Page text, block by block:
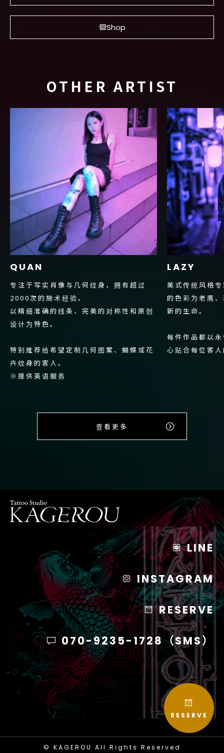
RESERVE
Shop
OTHER ARTIST
QUAN
专注于写实肖像与几何纹身，拥有超过
2000次的施术经验。
以精细准确的线条、完美的对称性和原创
设计为特色。
特别推荐给希望定制几何图案、蝴蝶或花
卉纹身的客人。
※提供英语服务
LAZY
美式传统风格
的色彩为老鹰
新的生命。
每件作品都以
心贴合每位客
查看更多
LINE
INSTAGRAM
RESERVE
070-9235-1728（SMS）
© KAGEROU All Rights Reserved